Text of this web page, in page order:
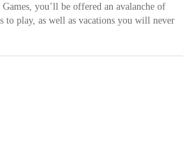
you’ll be offered an avalanche of
to play, as well as vacations you will never